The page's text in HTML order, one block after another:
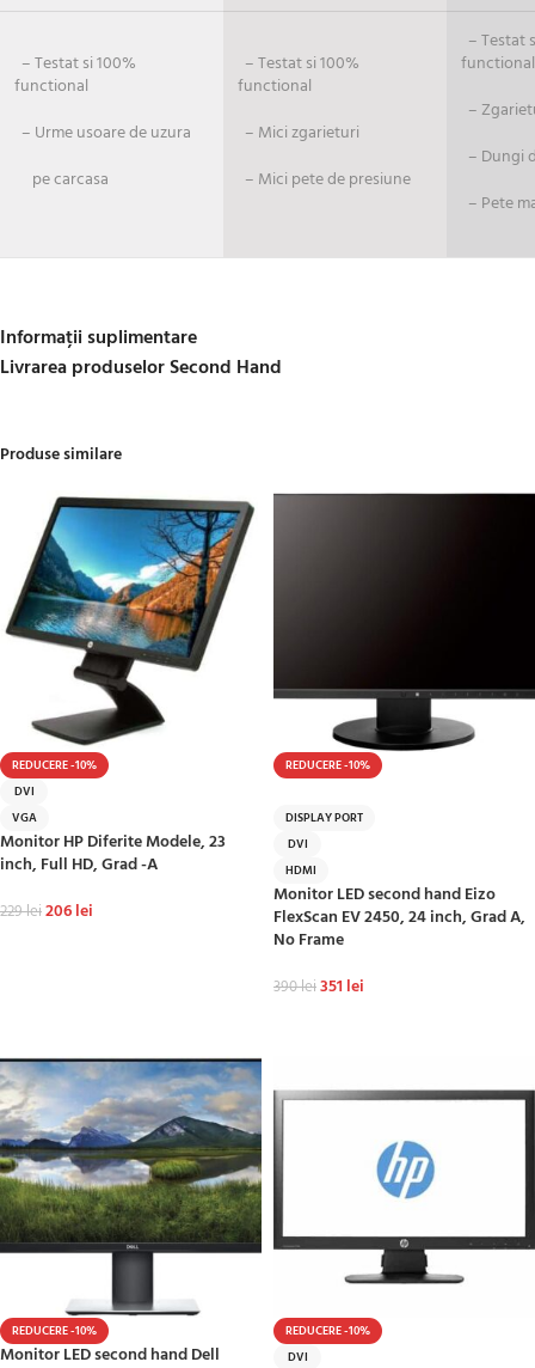
– Testat si 100%
functional
– Urme usoare de uzura
pe carcasa
– Testat si 100%
functional
– Mici zgarieturi
– Mici pete de presiune
– Testat
functional
–
– Dungi
– Pete
Informații suplimentare
Livrarea produselor Second Hand
Produse similare
REDUCERE -10%
DVI
VGA
Monitor HP Diferite Modele, 23
inch, Full HD, Grad -A
229lei206lei
REDUCERE -10%
DISPLAY PORT
DVI
HDMI
Monitor LED second hand Eizo
FlexScan EV 2450, 24 inch, Grad A,
No Frame
390lei351 lei
REDUCERE -10%
Monitor LED second hand Dell
REDUCERE -10%
DVI